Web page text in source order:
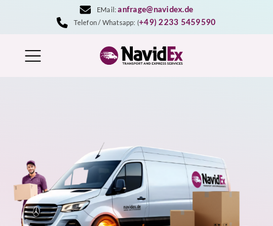
EMail:anfrage@navidex.de
Telefon / Whatsapp: (+49) 2233 5459590